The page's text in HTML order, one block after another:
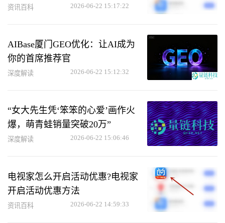
资讯百科 2026-06-22 15:17:22
AIBase厦门GEO优化：让AI成为
你的首席推荐官
深度解读 2026-06-22 15:12:32
“女大先生凭‘笨笨的心爱’画作火
爆，萌青蛙销量突破20万”
深度解读 2026-06-22 15:06:46
电视家怎么开启活动优惠?电视家
开启活动优惠方法
资讯百科 2026-06-22 14:59:33